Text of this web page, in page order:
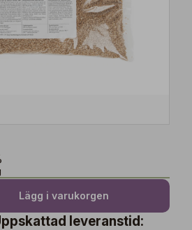
Lägg i varukorgen
leveranstid: